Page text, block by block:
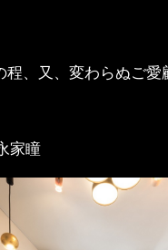
程、又、変わらぬご
家瞳